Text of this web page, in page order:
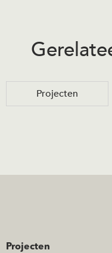
Projecten
Projecten